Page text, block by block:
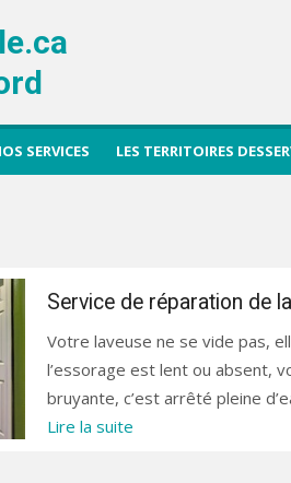
SERVICES LES TERRITOIRES
Service de réparation de
Votre laveuse ne se vide pas,
l’essorage est lent ou absent,
bruyante, c’est arrêté pleine
Lire la suite